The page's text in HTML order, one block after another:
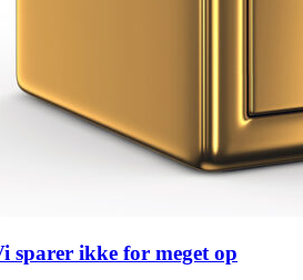
sparer ikke for meget op